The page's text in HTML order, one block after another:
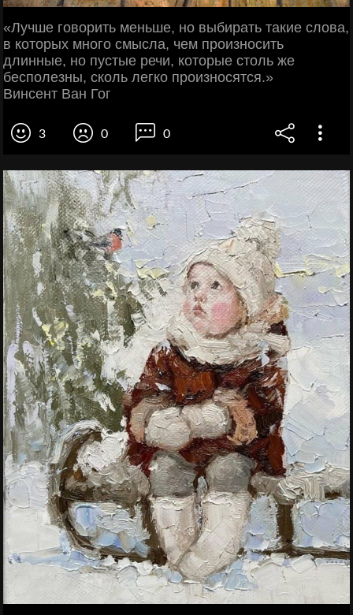
«Лучше говорить меньше, но выбирать такие слова,
в которых много смысла, чем произносить
длинные, но пустые речи, которые столь же
бесполезны, сколь легко произносятся.»
Винсент Ван Гог
3 0 0